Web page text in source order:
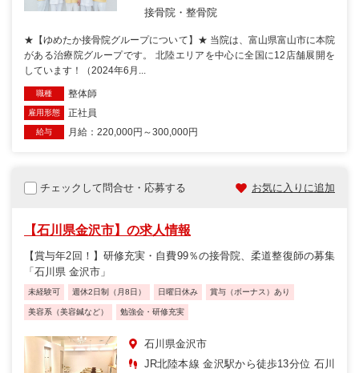
接骨院・整骨院
★【ゆめたか接骨院グループについて】★ 当院は、富山県富山市に本院
がある治療院グループです。 北陸エリアを中心に全国に12店舗展開を
しています！（2024年6月...
職種 整体師
雇用形態 正社員
給与 月給：220,000円～300,000円
チェックして問合せ・応募する お気に入りに追加
【石川県金沢市】の求人情報
【賞与年2回！】研修充実・自費99％の接骨院、柔道整復師の募集
「石川県 金沢市」
未経験可 週休2日制（月8日） 日曜日休み 賞与（ボーナス）あり
美容系（美容鍼など） 勉強会・研修充実
石川県金沢市
JR北陸本線 金沢駅から徒歩13分位 石川